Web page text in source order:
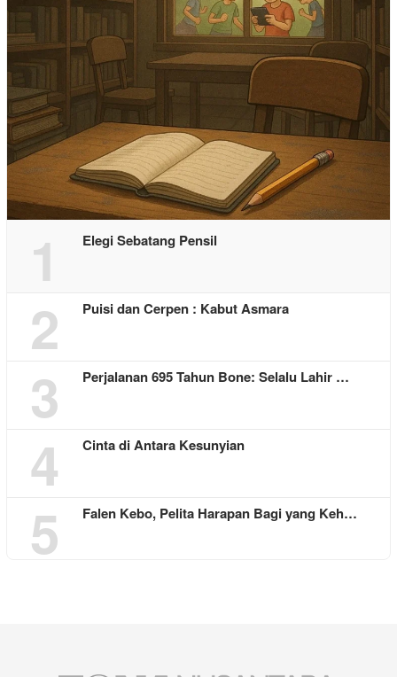
1 Elegi Sebatang Pensil
2 Puisi dan Cerpen : Kabut Asmara
3 Perjalanan 695 Tahun Bone: Selalu Lahir …
4 Cinta di Antara Kesunyian
5 Falen Kebo, Pelita Harapan Bagi yang Keh…